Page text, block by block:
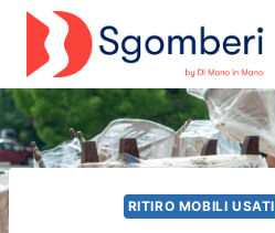
Salta
contenuto
RITIRO MOBILI USATI